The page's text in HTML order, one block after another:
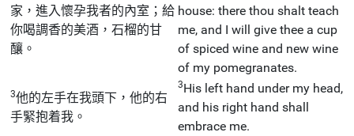
家，進入懷孕我者的內室；給
你喝調香的美酒，石榴的甘
釀。
house: there thou shalt teach
me, and I will give thee a cup
of spiced wine and new wine
of my pomegranates.
3他的左手在我頭下，他的右
手緊抱着我。
3His left hand under my head,
and his right hand shall
embrace me.